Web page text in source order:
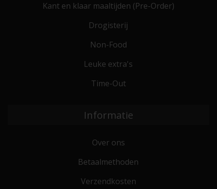
Kant en klaar maaltijden (Pre-Order)
Drogisterij
Non-Food
Leuke extra's
Time-Out
Informatie
Over ons
Betaalmethoden
Verzendkosten